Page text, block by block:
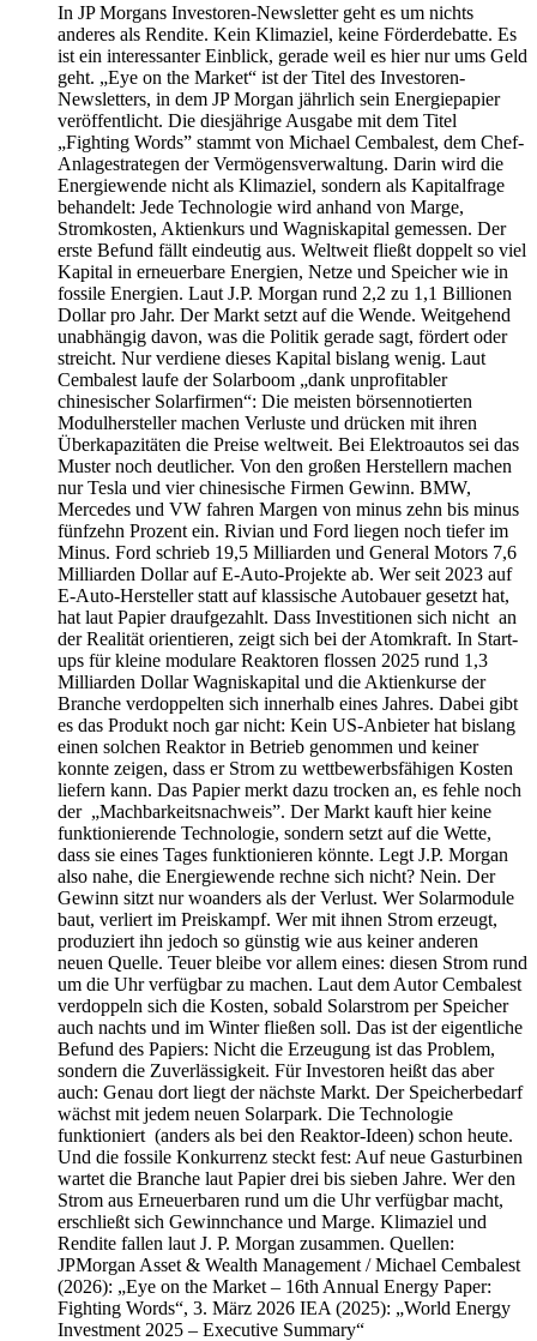
In JP Morgans Investoren-Newsletter geht es um nichts
anderes als Rendite. Kein Klimaziel, keine Förderdebatte. Es
ist ein interessanter Einblick, gerade weil es hier nur ums Geld
geht. „Eye on the Market“ ist der Titel des Investoren-
Newsletters, in dem JP Morgan jährlich sein Energiepapier
veröffentlicht. Die diesjährige Ausgabe mit dem Titel
„Fighting Words” stammt von Michael Cembalest, dem Chef-
Anlagestrategen der Vermögensverwaltung. Darin wird die
Energiewende nicht als Klimaziel, sondern als Kapitalfrage
behandelt: Jede Technologie wird anhand von Marge,
Stromkosten, Aktienkurs und Wagniskapital gemessen. Der
erste Befund fällt eindeutig aus. Weltweit fließt doppelt so viel
Kapital in erneuerbare Energien, Netze und Speicher wie in
fossile Energien. Laut J.P. Morgan rund 2,2 zu 1,1 Billionen
Dollar pro Jahr. Der Markt setzt auf die Wende. Weitgehend
unabhängig davon, was die Politik gerade sagt, fördert oder
streicht. Nur verdiene dieses Kapital bislang wenig. Laut
Cembalest laufe der Solarboom „dank unprofitabler
chinesischer Solarfirmen“: Die meisten börsennotierten
Modulhersteller machen Verluste und drücken mit ihren
Überkapazitäten die Preise weltweit. Bei Elektroautos sei das
Muster noch deutlicher. Von den großen Herstellern machen
nur Tesla und vier chinesische Firmen Gewinn. BMW,
Mercedes und VW fahren Margen von minus zehn bis minus
fünfzehn Prozent ein. Rivian und Ford liegen noch tiefer im
Minus. Ford schrieb 19,5 Milliarden und General Motors 7,6
Milliarden Dollar auf E-Auto-Projekte ab. Wer seit 2023 auf
E-Auto-Hersteller statt auf klassische Autobauer gesetzt hat,
hat laut Papier draufgezahlt. Dass Investitionen sich nicht an
der Realität orientieren, zeigt sich bei der Atomkraft. In Start-
ups für kleine modulare Reaktoren flossen 2025 rund 1,3
Milliarden Dollar Wagniskapital und die Aktienkurse der
Branche verdoppelten sich innerhalb eines Jahres. Dabei gibt
es das Produkt noch gar nicht: Kein US-Anbieter hat bislang
einen solchen Reaktor in Betrieb genommen und keiner
konnte zeigen, dass er Strom zu wettbewerbsfähigen Kosten
liefern kann. Das Papier merkt dazu trocken an, es fehle noch
der „Machbarkeitsnachweis”. Der Markt kauft hier keine
funktionierende Technologie, sondern setzt auf die Wette,
dass sie eines Tages funktionieren könnte. Legt J.P. Morgan
also nahe, die Energiewende rechne sich nicht? Nein. Der
Gewinn sitzt nur woanders als der Verlust. Wer Solarmodule
baut, verliert im Preiskampf. Wer mit ihnen Strom erzeugt,
produziert ihn jedoch so günstig wie aus keiner anderen
neuen Quelle. Teuer bleibe vor allem eines: diesen Strom rund
um die Uhr verfügbar zu machen. Laut dem Autor Cembalest
verdoppeln sich die Kosten, sobald Solarstrom per Speicher
auch nachts und im Winter fließen soll. Das ist der eigentliche
Befund des Papiers: Nicht die Erzeugung ist das Problem,
sondern die Zuverlässigkeit. Für Investoren heißt das aber
auch: Genau dort liegt der nächste Markt. Der Speicherbedarf
wächst mit jedem neuen Solarpark. Die Technologie
funktioniert (anders als bei den Reaktor-Ideen) schon heute.
Und die fossile Konkurrenz steckt fest: Auf neue Gasturbinen
wartet die Branche laut Papier drei bis sieben Jahre. Wer den
Strom aus Erneuerbaren rund um die Uhr verfügbar macht,
erschließt sich Gewinnchance und Marge. Klimaziel und
Rendite fallen laut J. P. Morgan zusammen. Quellen:
JPMorgan Asset & Wealth Management / Michael Cembalest
(2026): „Eye on the Market – 16th Annual Energy Paper:
Fighting Words“, 3. März 2026 IEA (2025): „World Energy
Investment 2025 – Executive Summary“